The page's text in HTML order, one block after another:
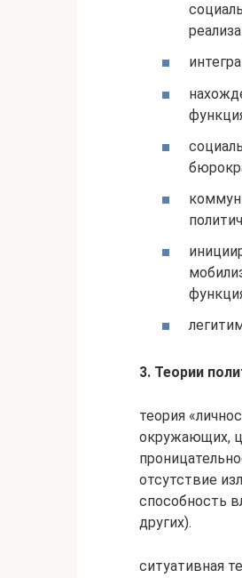
3. Теории
теория
окружающих,
отсутствие
способность
других).
ситуативная